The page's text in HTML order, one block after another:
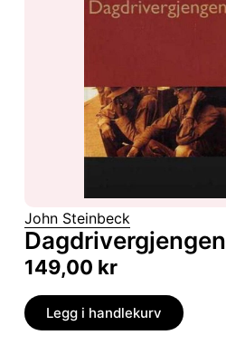
John Steinbeck
Dagdrivergjengen
149,00 kr
Legg i handlekurv